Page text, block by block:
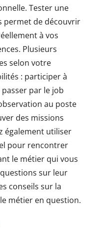
Tester une
permet de découvrir
à vos
Plusieurs
selon votre
: participer à
par le job
au poste
des missions
également utiliser
pour rencontrer
le métier qui vous
sur leur
conseils sur la
métier en question.